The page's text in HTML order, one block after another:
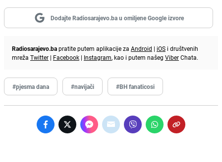
Dodajte Radiosarajevo.ba u omiljene Google izvore
Radiosarajevo.bapratite putem aplikacije za Android | iOS i društvenih
mreža Twitter | Facebook | Instagram, kao i putem našeg ViberChata.
#pjesma dana #navijači #BH fanaticosi